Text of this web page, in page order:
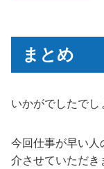
まとめ
いかがでしたでし
今回仕事が早い
介させていただき